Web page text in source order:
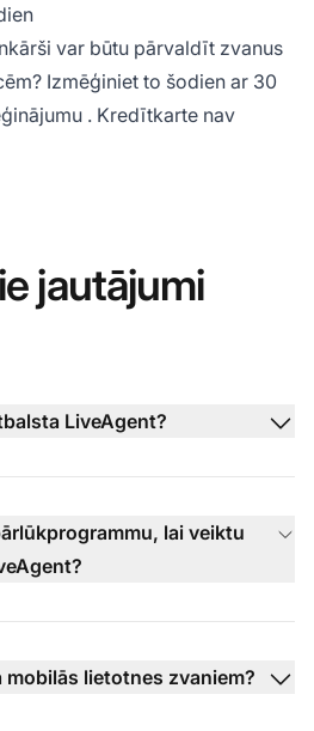
var būtu pārvaldīt zvanus
Izmēģiniet to šodien ar 30
. Kredītkarte nav
jautājumi
LiveAgent?
lai veiktu
lietotnes zvaniem?